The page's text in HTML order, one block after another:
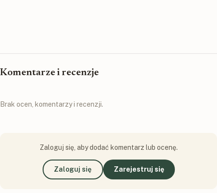
Komentarze i recenzje
Brak ocen, komentarzy i recenzji.
Zaloguj się, aby dodać komentarz lub ocenę.
Zaloguj się Zarejestruj się